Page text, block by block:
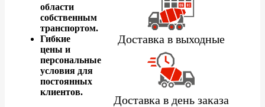
области
собственным
транспортом.
Гибкие
цены и
персональные
условия для
постоянных
клиентов.
Доставка в выходные
Доставка в день заказа